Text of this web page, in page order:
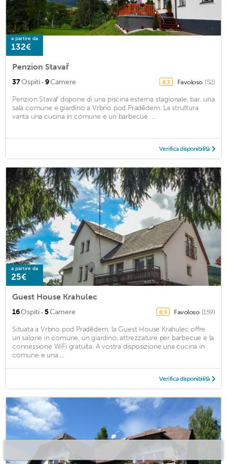
a partire da
132€
Penzion Stavař
37Ospiti · 9Camere 8,3 Favoloso (52)
Penzion Stavař dispone di una piscina esterna stagionale, bar, una
sala comune e giardino a Vrbno pod Pradědem. La struttura
vanta una cucina in comune e un barbecue. ...
Verifica disponibilità
a partire da
25€
Guest House Krahulec
16Ospiti · 5Camere 8,9 Favoloso (159)
Situata a Vrbno pod Pradědem, la Guest House Krahulec offre
un salone in comune, un giardino, attrezzature per barbecue e la
connessione WiFi gratuita. A vostra disposizione una cucina in
comune e una ...
Verifica disponibilità